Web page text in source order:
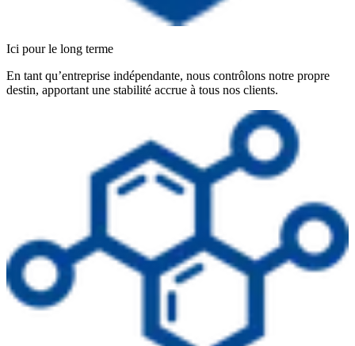
Ici pour le long terme
En tant qu’entreprise indépendante, nous contrôlons notre propre
destin, apportant une stabilité accrue à tous nos clients.